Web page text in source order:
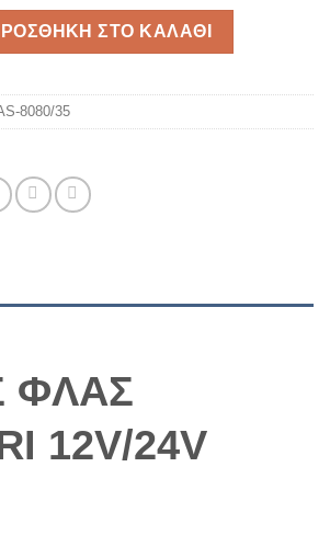
12V/24V ποσότητα
ΣΤΟ ΚΑΛΑΘΙ
8080/35
ΦΛΑΣ
12V/24V